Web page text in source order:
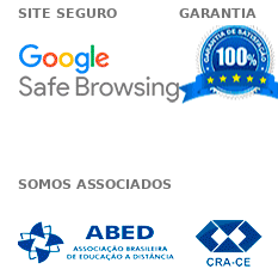
SITE SEGURO GARANTIA
SOMOS ASSOCIADOS